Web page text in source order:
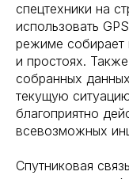
спецтехники на
использовать
режиме
и простоях.
собранных
текущую
благоприятно
всевозможных
Спутниковая